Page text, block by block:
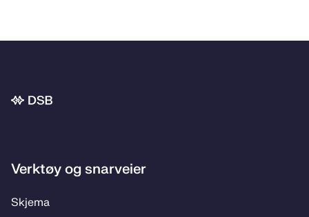
Bunnområde
Verktøy og snarveier
Skje­­ma